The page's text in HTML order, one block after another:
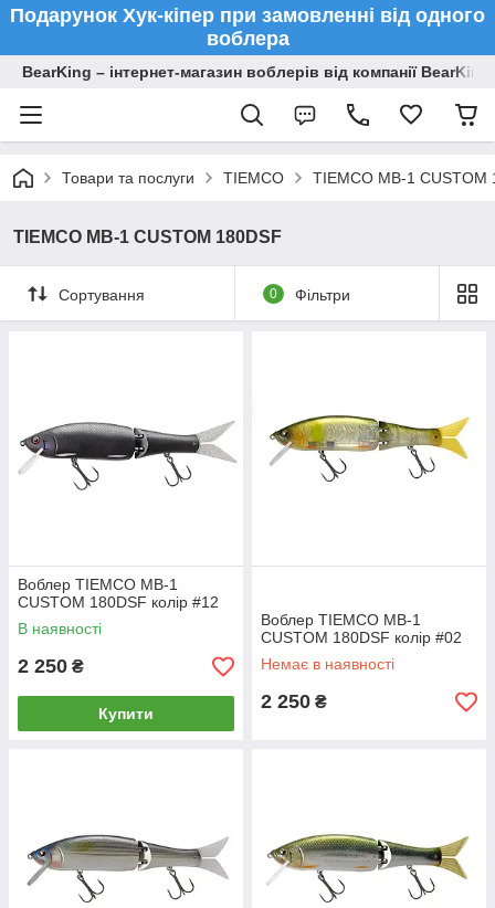
Подарунок Хук-кіпер при замовленні від одного
воблера
BearKing – інтернет-магазин воблерів від компанії BearKing
Товари та послуги TIEMCO TIEMCO MB-1 CUSTOM
TIEMCO MB-1 CUSTOM 180DSF
Сортування 0 Фільтри
Воблер TIEMCO MB-1
CUSTOM 180DSF колір #12
В наявності
2 250 ₴
Купити
Воблер TIEMCO MB-1
CUSTOM 180DSF колір #02
Немає в наявності
2 250 ₴